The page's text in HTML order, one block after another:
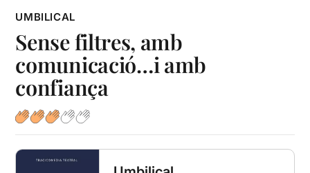
UMBILICAL
Sense filtres, amb
comunicació…i amb
confiança